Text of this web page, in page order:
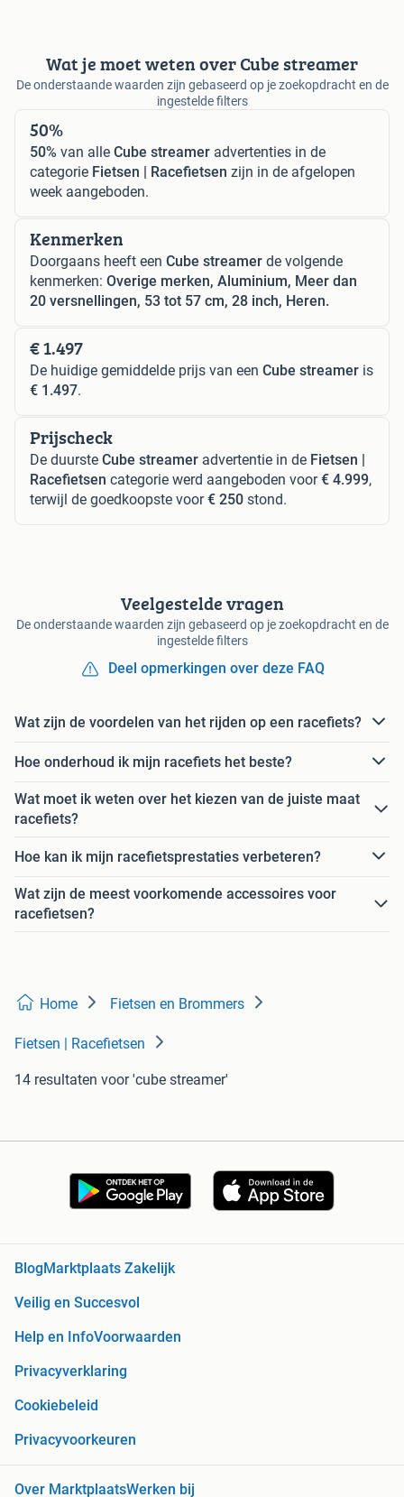
Wat je moet weten over Cube streamer
De onderstaande waarden zijn gebaseerd op je zoekopdracht en de
ingestelde filters
50%
50% van alle Cube streamer advertenties in de
categorie Fietsen | Racefietsen zijn in de afgelopen
week aangeboden.
Kenmerken
Doorgaans heeft een Cube streamer de volgende
kenmerken: Overige merken, Aluminium, Meer dan
20 versnellingen, 53 tot 57 cm, 28 inch, Heren.
€ 1.497
De huidige gemiddelde prijs van een Cube streamer is
€ 1.497.
Prijscheck
De duurste Cube streamer advertentie in de Fietsen |
Racefietsen categorie werd aangeboden voor€ 4.999,
terwijl de goedkoopste voor€ 250 stond.
Veelgestelde vragen
De onderstaande waarden zijn gebaseerd op je zoekopdracht en de
ingestelde filters
Deel opmerkingen over deze FAQ
Wat zijn de voordelen van het rijden op een racefiets?
Hoe onderhoud ik mijn racefiets het beste?
Wat moet ik weten over het kiezen van de juiste maat
racefiets?
Hoe kan ik mijn racefietsprestaties verbeteren?
Wat zijn de meest voorkomende accessoires voor
racefietsen?
Home Fietsen en Brommers
Fietsen | Racefietsen
14 resultaten voor 'cube streamer'
Blog Marktplaats Zakelijk
Veilig en Succesvol
Help en InfoVoorwaarden
Privacyverklaring
Cookiebeleid
Privacyvoorkeuren
Over MarktplaatsWerken bij